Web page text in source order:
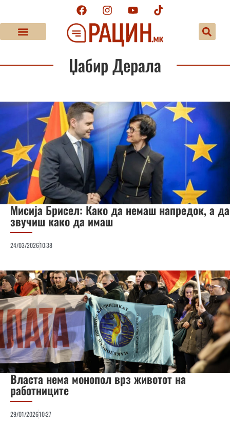
Џабир Дерала
Мисија Брисел: Како да немаш напредок, а да
звучиш како да имаш
24/03/202610:38
Власта нема монопол врз животот на
работниците
29/01/202610:27